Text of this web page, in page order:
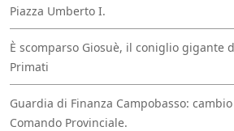
Piazza Umberto I.
È scomparso Giosuè, il coniglio gigante
Primati
Guardia di Finanza Campobasso:
Comando Provinciale.